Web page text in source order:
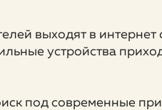
выходят в
устройства
под современные